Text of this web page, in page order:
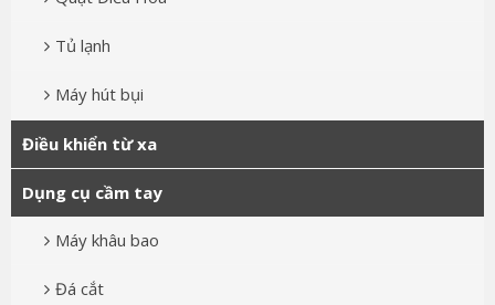
Tủ lạnh
Máy hút bụi
Điều khiển từ xa
Dụng cụ cầm tay
Máy khâu bao
Đá cắt